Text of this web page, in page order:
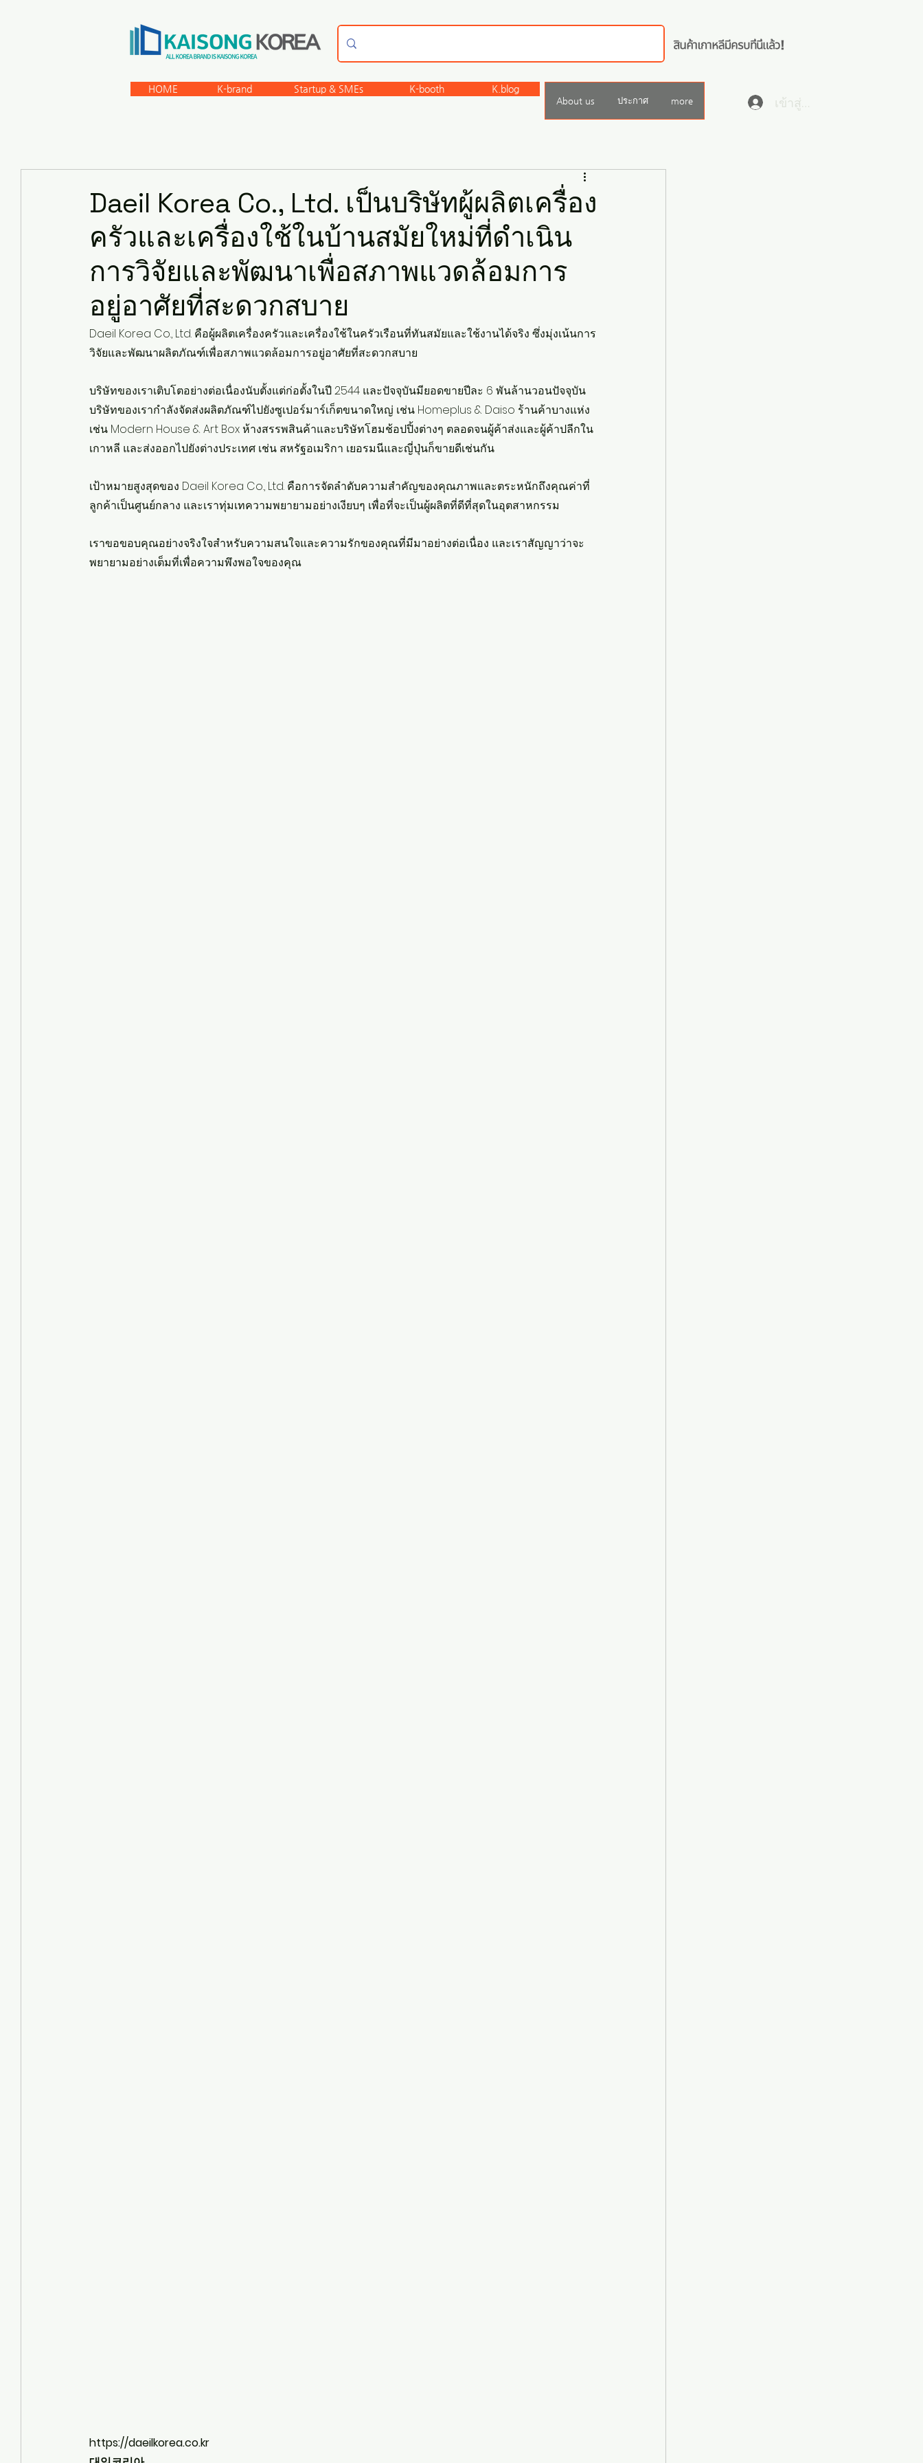
HOME K-brand Startup & SMEs K-booth K.blog
About us ประกาศ more เข้าสู่ระบบ
Daeil Korea Co., Ltd. เป็นบริษัทผู้ผลิตเครื่อง
ครัวและเครื่องใช้ในบ้านสมัยใหม่ที่ดำเนิน
การวิจัยและพัฒนาเพื่อสภาพแวดล้อมการ
อยู่อาศัยที่สะดวกสบาย
Daeil Korea Co., Ltd. คือผู้ผลิตเครื่องครัวและเครื่องใช้ในครัวเรือนที่ทันสมัยและใช้งานได้จริง ซึ่งมุ่งเน้นการ
วิจัยและพัฒนาผลิตภัณฑ์เพื่อสภาพแวดล้อมการอยู่อาศัยที่สะดวกสบาย
บริษัทของเราเติบโตอย่างต่อเนื่องนับตั้งแต่ก่อตั้งในปี 2544 และปัจจุบันมียอดขายปีละ 6 พันล้านวอนปัจจุบัน
บริษัทของเรากำลังจัดส่งผลิตภัณฑ์ไปยังซูเปอร์มาร์เก็ตขนาดใหญ่ เช่น Homeplus & Daiso ร้านค้าบางแห่ง
เช่น Modern House & Art Box ห้างสรรพสินค้าและบริษัทโฮมช้อปปิ้งต่างๆ ตลอดจนผู้ค้าส่งและผู้ค้าปลีกใน
เกาหลี และส่งออกไปยังต่างประเทศ เช่น สหรัฐอเมริกา เยอรมนีและญี่ปุ่นก็ขายดีเช่นกัน
เป้าหมายสูงสุดของ Daeil Korea Co., Ltd. คือการจัดลำดับความสำคัญของคุณภาพและตระหนักถึงคุณค่าที่
ลูกค้าเป็นศูนย์กลาง และเราทุ่มเทความพยายามอย่างเงียบๆ เพื่อที่จะเป็นผู้ผลิตที่ดีที่สุดในอุตสาหกรรม
เราขอขอบคุณอย่างจริงใจสำหรับความสนใจและความรักของคุณที่มีมาอย่างต่อเนื่อง และเราสัญญาว่าจะ
พยายามอย่างเต็มที่เพื่อความพึงพอใจของคุณ
https://daeilkorea.co.kr